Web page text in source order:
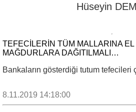
Hüseyin
TEFECILERIN TÜM MALLARINA
MAĞDURLARA DAĞITILMALI…
Bankaların gösterdiği tutum tefecileri
8.11.2019 14:18:00